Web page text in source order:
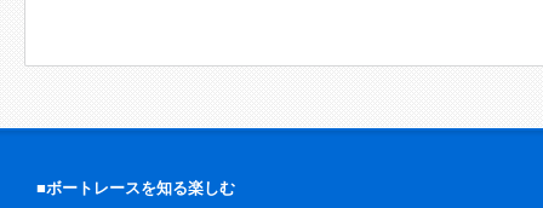
■ボートレースを知る楽しむ